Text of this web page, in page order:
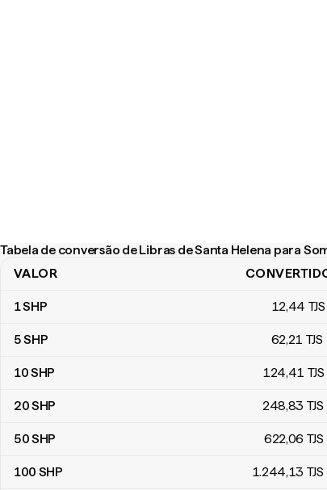
Tabela de conversão de Libras de Santa Helena para
Tabela de conversão de Libras de Santa Helena para
VALOR
1SHP 12,44 TJS
5SHP 62,21 TJS
10SHP 124,41 TJS
20SHP 248,83 TJS
50SHP 622,06 TJS
100 SHP 1.244,13 TJS